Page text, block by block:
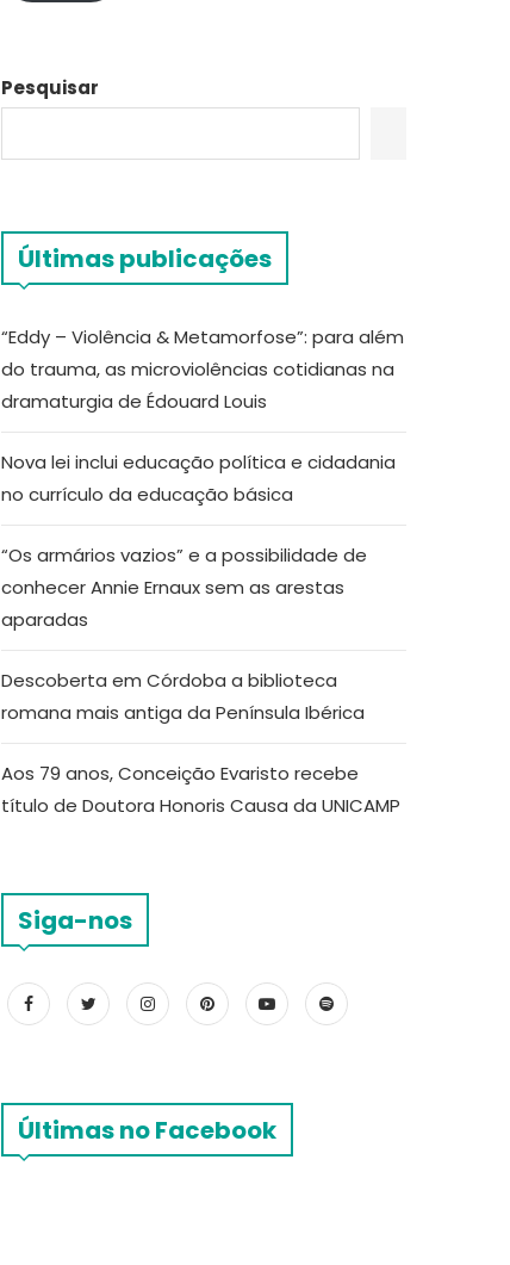
Pesquisar
Últimas publicações
“Eddy – Violência & Metamorfose”: para além
do trauma, as microviolências cotidianas na
dramaturgia de Édouard Louis
Nova lei inclui educação política e cidadania
no currículo da educação básica
“Os armários vazios” e a possibilidade de
conhecer Annie Ernaux sem as arestas
aparadas
Descoberta em Córdoba a biblioteca
romana mais antiga da Península Ibérica
Aos 79 anos, Conceição Evaristo recebe
título de Doutora Honoris Causa da UNICAMP
Siga-nos
Últimas no Facebook